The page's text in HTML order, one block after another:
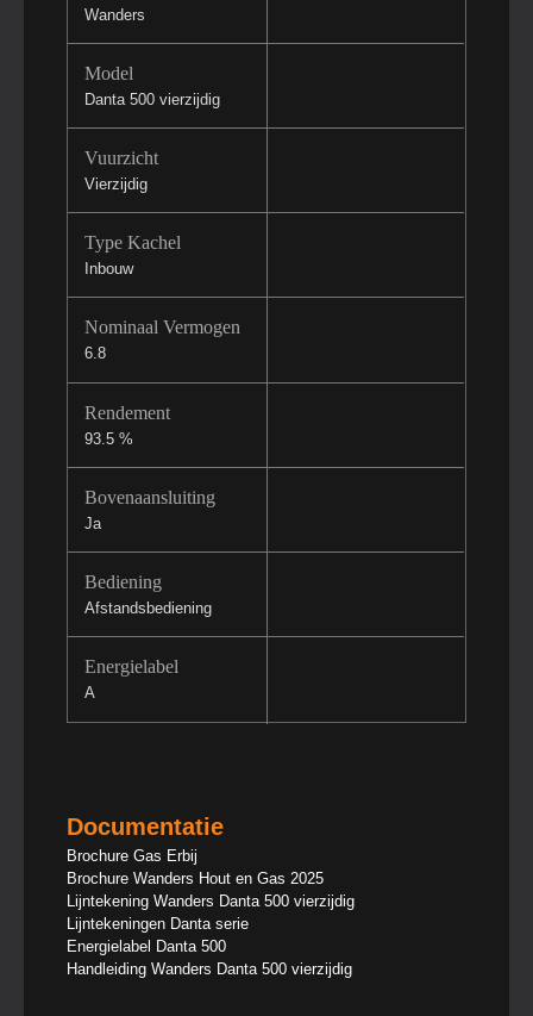
Wanders
Model
Danta 500 vierzijdig
Vuurzicht
Vierzijdig
Type Kachel
Inbouw
Nominaal Vermogen
6.8
Rendement
93.5 %
Bovenaansluiting
Ja
Bediening
Afstandsbediening
Energielabel
A
Documentatie
Brochure Gas Erbij
Brochure Wanders Hout en Gas 2025
Lijntekening Wanders Danta 500 vierzijdig
Lijntekeningen Danta serie
Energielabel Danta 500
Handleiding Wanders Danta 500 vierzijdig